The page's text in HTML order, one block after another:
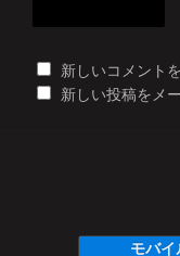
新しいコメント
新しい投稿をメ
モバイ